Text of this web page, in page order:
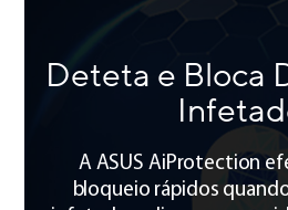
Deteta e Bloca
A ASUS AiProtection
bloqueio rápidos